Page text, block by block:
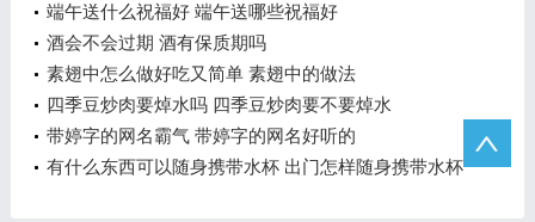
些
端午送什么祝福好 端午送哪些祝福好
酒会不会过期 酒有保质期吗
素翅中怎么做好吃又简单 素翅中的做法
四季豆炒肉要焯水吗 四季豆炒肉要不要焯水
带婷字的网名霸气 带婷字的网名好听的
有什么东西可以随身携带水杯 出门怎样随身携带水杯